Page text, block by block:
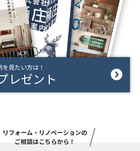
見たい方は！
レゼント
リフォーム・リノベーションの
ご相談はこちらから！